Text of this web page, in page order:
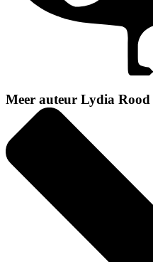
Meer auteur Lydia Rood